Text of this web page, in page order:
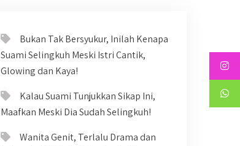
Bukan Tak Bersyukur, Inilah Kenapa
Suami Selingkuh Meski Istri Cantik,
Glowing dan Kaya!
Kalau Suami Tunjukkan Sikap Ini,
Maafkan Meski Dia Sudah Selingkuh!
Wanita Genit, Terlalu Drama dan